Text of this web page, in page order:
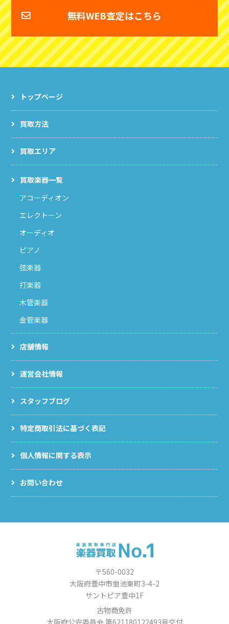
無料WEB査定はこちら
トップページ
買取方法
買取エリア
買取楽器一覧
アコーディオン
エレクトーン
オーディオ
ピアノ
弦楽器
打楽器
木管楽器
金管楽器
店舗情報
運営会社情報
スタッフブログ
特定商取引法に基づく表記
個人情報に関する表示
お問い合わせ
〒560-0032
大阪府豊中市蛍池東町3-4-2
サントピア豊中1F
古物商免許